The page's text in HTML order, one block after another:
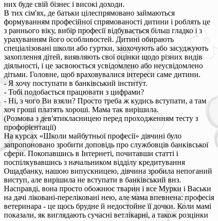
них буде свій бізнес і високі доходи.
В тих сім'ях, де батьки цілеспрямовано займаються
формуванням професійної спрямованості дитини і роблять це
з раннього віку, вибір професії відбувається більш гладко і з
урахуванням його особливостей. Дитині обирають
спеціалізовані школи або гуртки, заохочують або засуджують
захоплення дітей, виявляють свої оцінки щодо різних видів
діяльності, і це засвоюється усвідомлено або неусвідомлено
дітьми. Головне, щоб враховувалися інтереси саме дитини.
- Я хочу поступати в банківський інститут.
- Тобі подобається працювати з цифрами?
- Ні, з чого Ви взяли? Просто треба ж кудись вступати, а там
хоч гроші платять хороші. Мама так вирішила.
(Розмова з дев'ятикласницею перед проходженням тесту з
профорієнтації)
На курсах «Школи майбутньої професії» дівчині було
запропоновано зробити доповідь про службовців банківської
сфери. Покопавшись в Інтернеті, почитавши статті і
поспілкувавшись з начальником відділу кредитування
Ощадбанку, нашою випускницею, дівчина зробила непоганий
виступ, але вирішила не вступати в банківський внз.
Насправді, вона просто обожнює тварин і все Мурки і Васьки
на дачі ліковані-переліковані нею, але мама впевнена: професія
ветеринара - це щось брудне й недостойне її дочки. Коли мамі
показали, як виглядають сучасні ветлікарні, а також розцінки